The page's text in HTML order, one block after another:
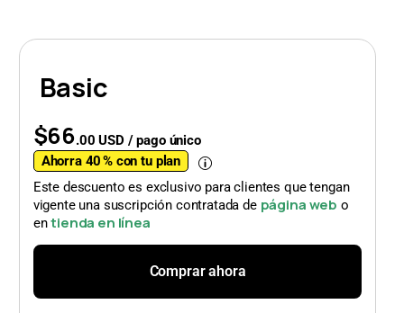
Basic
$66.00 USD / pago único
Ahorra 40 % con tu plan
Este descuento es exclusivo para clientes que tengan
vigente una suscripción contratada de página web o
entienda en línea
Comprar ahora